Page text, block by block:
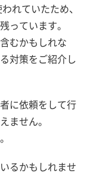
れていたため、
っています。
むかもしれな
対策をご紹介し
に依頼をして行
ません。
るかもしれませ